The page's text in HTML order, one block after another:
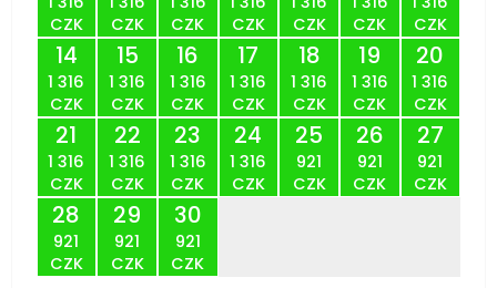
CZK
CZK
CZK
CZK
CZK
CZK
CZK
14
1 316
CZK
15
1 316
CZK
16
1 316
CZK
17
1 316
CZK
18
1 316
CZK
19
1 316
CZK
20
1 316
CZK
21
1 316
CZK
22
1 316
CZK
23
1 316
CZK
24
1 316
CZK
25
921
CZK
26
921
CZK
27
921
CZK
28
921
CZK
29
921
CZK
30
921
CZK